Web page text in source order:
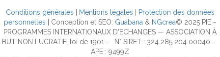
Conditions générales Mentions légales
Protection des données
personnelles | Conception et SEO: Guabana & NGcrea© 2025 PIE -
PROGRAMMES INTERNATIONAUX D'ECHANGES — ASSOCIATION À
BUT NON LUCRATIF, loi de 1901 — N° SIRET : 324 285 204 00040 —
APE : 9499Z